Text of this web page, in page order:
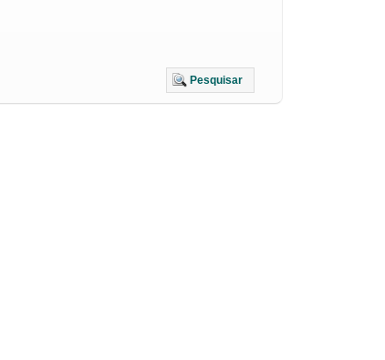
Pesquisar